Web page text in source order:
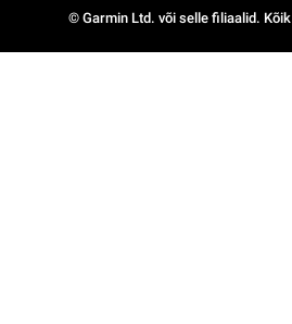
© Garmin Ltd. või selle filiaalid.